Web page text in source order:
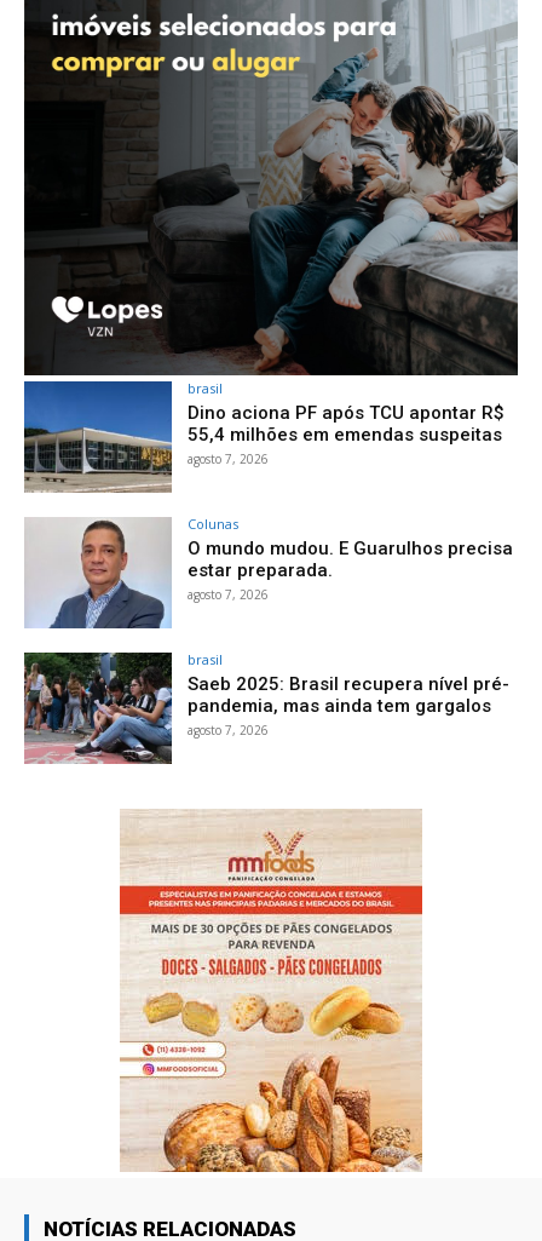
brasil
Dino aciona PF após TCU apontar R$
55,4 milhões em emendas suspeitas
agosto 7, 2026
Colunas
O mundo mudou. E Guarulhos precisa
estar preparada.
agosto 7, 2026
brasil
Saeb 2025: Brasil recupera nível pré-
pandemia, mas ainda tem gargalos
agosto 7, 2026
NOTÍCIAS RELACIONADAS